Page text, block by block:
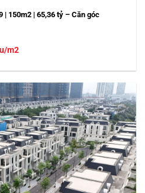
| 150m2 | 65,36 tỷ – Căn góc
m2